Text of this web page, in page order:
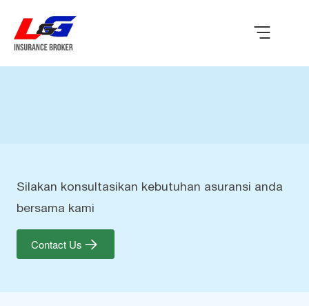
Silakan konsultasikan kebutuhan asuransi anda
bersama kami
Contact Us